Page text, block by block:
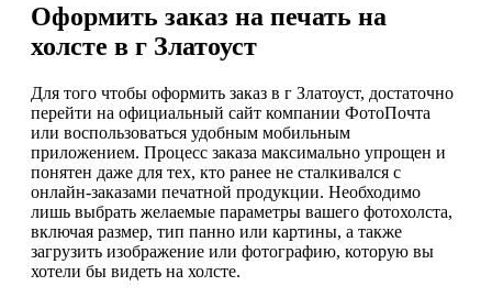
Оформить заказ на печать на
холсте в г Златоуст
Для того чтобы оформить заказ в г Златоуст, достаточно
перейти на официальный сайт компании ФотоПочта
или воспользоваться удобным мобильным
приложением. Процесс заказа максимально упрощен и
понятен даже для тех, кто ранее не сталкивался с
онлайн-заказами печатной продукции. Необходимо
лишь выбрать желаемые параметры вашего фотохолста,
включая размер, тип панно или картины, а также
загрузить изображение или фотографию, которую вы
хотели бы видеть на холсте.